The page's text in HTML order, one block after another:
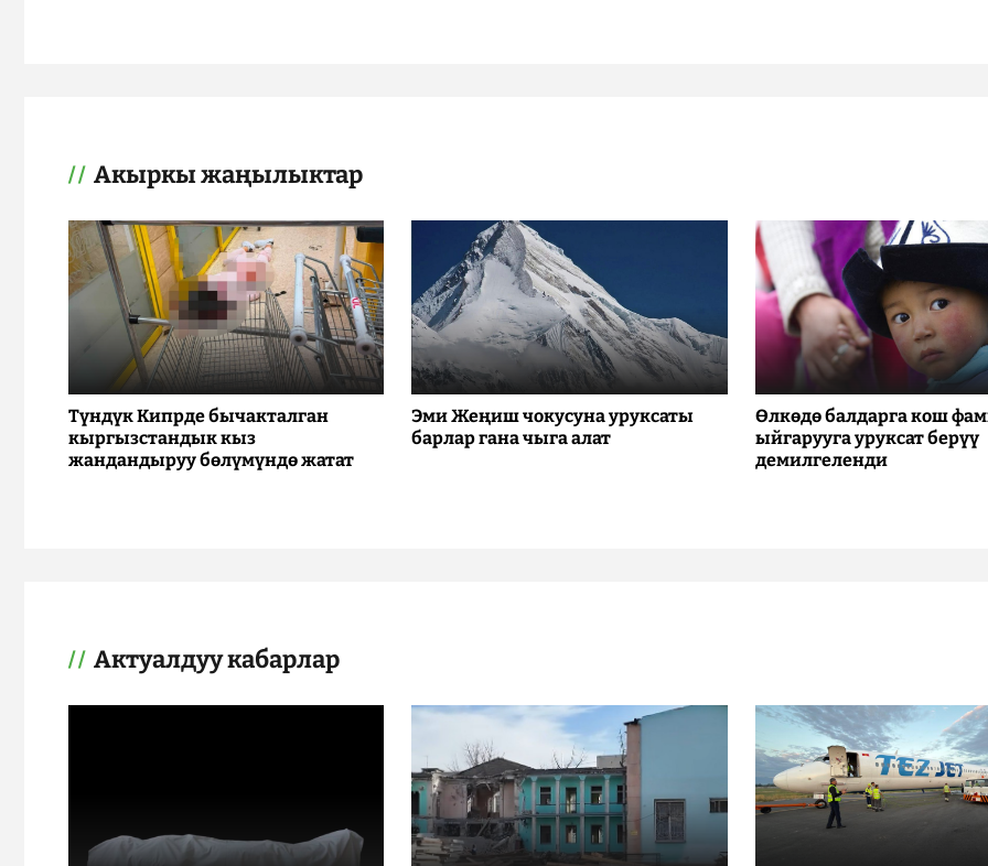
Акыркы жаңылыктар
Түндүк Кипрде бычакталган
кыргызстандык кыз
жандандыруу бөлүмүндө жатат
Эми Жеңиш чокусуна уруксаты
барлар гана чыга алат
Өлкөдө балдарга кош
ыйгарууга уруксат берүү
демилгеленди
Актуалдуу кабарлар